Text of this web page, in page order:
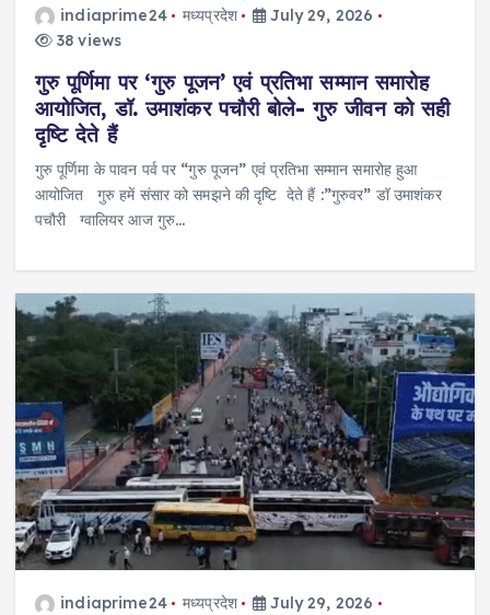
indiaprime24 मध्यप्रदेश
July 29, 2026
38 views
गुरु पूर्णिमा पर ‘गुरु पूजन’ एवं प्रतिभा सम्मान समारोह
आयोजित, डॉ. उमाशंकर पचौरी बोले- गुरु जीवन को सही
दृष्टि देते हैं
गुरु पूर्णिमा के पावन पर्व पर “गुरु पूजन” एवं प्रतिभा सम्मान समारोह हुआ
आयोजित गुरु हमें संसार को समझने की दृष्टि देते हैं :”गुरुवर” डॉ उमाशंकर
पचौरी ग्वालियर आज गुरु…
indiaprime24 मध्यप्रदेश
July 29, 2026